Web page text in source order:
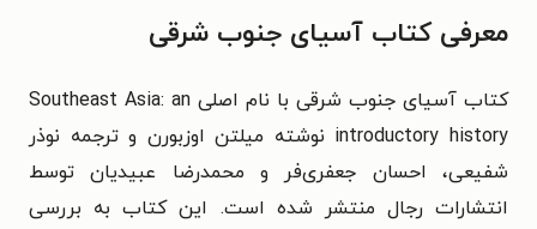
معرفی کتاب آسیای جنوب شرقی
کتاب آسیای جنوب شرقی با نام اصلی Southeast Asia: an
introductory history نوشته میلتن اوزبورن و ترجمه نوذر
شفیعی، احسان جعفری‌فر و محمدرضا عبیدیان توسط
انتشارات رجال منتشر شده است. این کتاب به بررسی